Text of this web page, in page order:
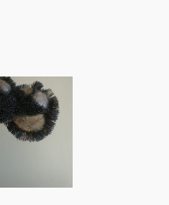
Nos courtes et